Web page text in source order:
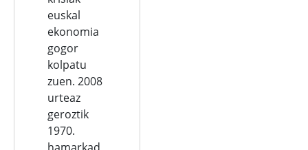
euskal
ekonomia
gogor
kolpatu
zuen. 2008
urteaz
geroztik
1970.